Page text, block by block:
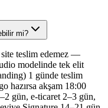
mi?
teslim edemez —
modelinde tek elit
1 günde teslim
hazırsa akşam 18:00
gün, e-ticaret 2–3 gün,